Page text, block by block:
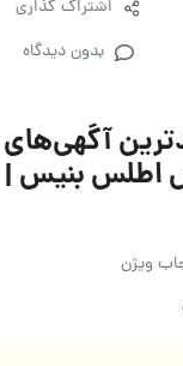
اشتراک گذاری
بدون دیدگاه
ویژن